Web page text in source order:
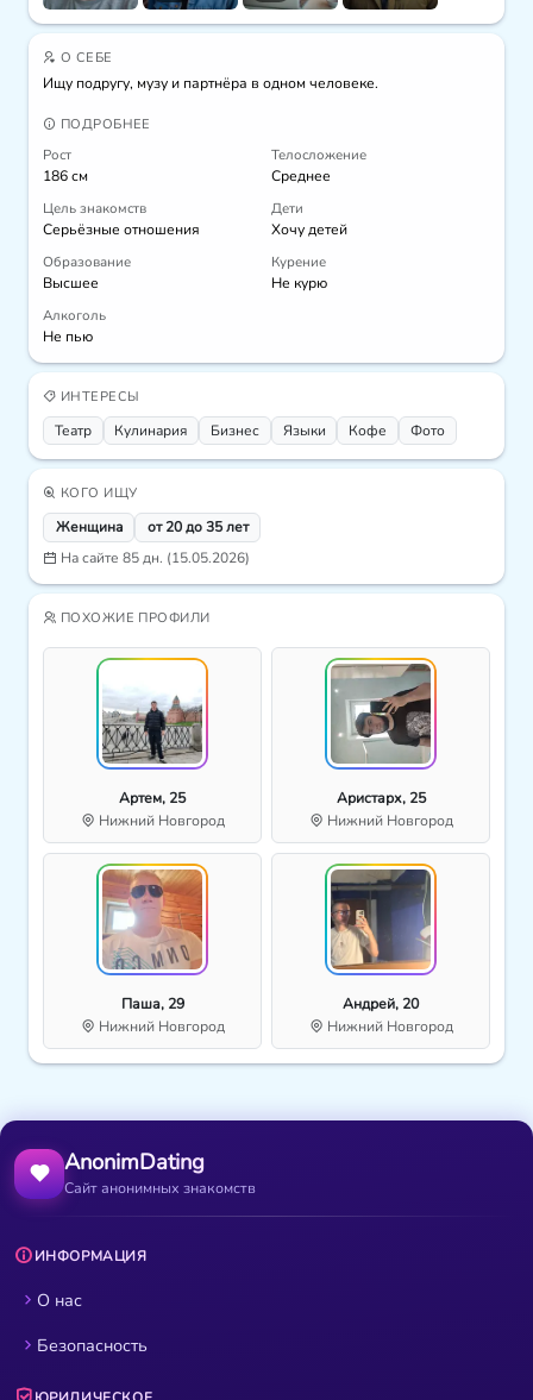
О СЕБЕ
Ищу подругу, музу и партнёра в одном человеке.
ПОДРОБНЕЕ
Рост
186 см
Телосложение
Среднее
Цель знакомств
Серьёзные отношения
Дети
Хочу детей
Образование
Высшее
Курение
Не курю
Алкоголь
Не пью
ИНТЕРЕСЫ
Театр Кулинария Бизнес Языки Кофе Фото
КОГО ИЩУ
Женщина
от 20 до 35 лет
На сайте 85 дн. (15.05.2026)
ПОХОЖИЕ ПРОФИЛИ
Артем, 25
Нижний Новгород
Аристарх, 25
Нижний Новгород
Паша, 29
Нижний Новгород
Андрей, 20
Нижний Новгород
AnonimDating
Сайт анонимных знакомств
ИНФОРМАЦИЯ
О нас
Безопасность